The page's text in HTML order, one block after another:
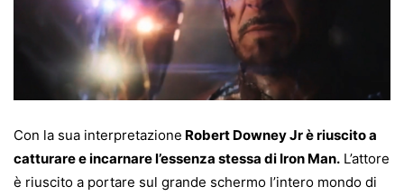
Con la sua interpretazione Robert Downey Jr è riuscito a
catturare e incarnare l’essenza stessa di Iron Man. L’attore
è riuscito a portare sul grande schermo l’intero mondo di